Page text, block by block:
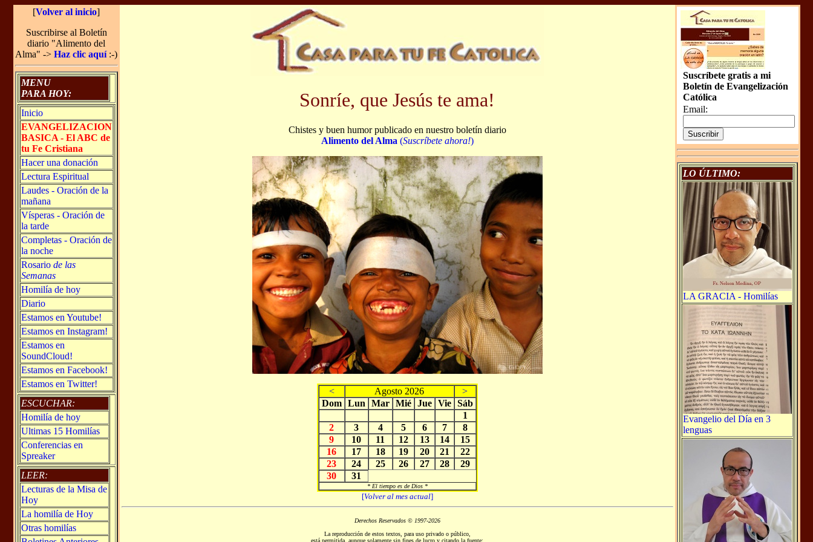
[Volver al inicio]
Suscribirse al Boletín
diario "Alimento del
Alma" -> Haz clic aquí:-)
MENU
PARA HOY:
Inicio
EVANGELIZACION
BASICA - El ABC de
tu Fe Cristiana
Hacer una donación
Lectura Espiritual
Laudes - Oración de la
mañana
Vísperas - Oración de
la tarde
Completas - Oración de
la noche
Rosario de las
Semanas
Homilía de hoy
Diario
Estamos en Youtube!
Estamos en Instagram!
Estamos en
SoundCloud!
Estamos en Facebook!
Estamos en Twitter!
ESCUCHAR:
Homilía de hoy
Ultimas 15 Homilías
Conferencias en
Spreaker
LEER:
Lecturas de la Misa de
Hoy
La homilía de Hoy
Otras homilías
Sonríe, que Jesús te ama!
Chistes y buen humor publicado en nuestro boletín diario
Alimento del Alma (Suscríbete ahora!)
< Agosto 2026
>
Dom Lun Mar Mié Jue Vie Sáb
1
2
3 4 5 6 7
8
9
10 11 12 13 14
15
16
17 18 19 20 21
22
23
24 25 26 27 28
29
30
31
* El tiempo es de Dios *
[Volver al mes actual]
Derechos Reservados © 1997-2026
La reproducción de estos textos, para uso privado o público,
está permitida, aunque solamente sin fines de lucro y citando la fuente:
Suscríbete gratis a mi
Boletín de Evangelización
Católica
Email:
LO ÚLTIMO:
LA GRACIA - Homilías
Evangelio del Día en 3
lenguas